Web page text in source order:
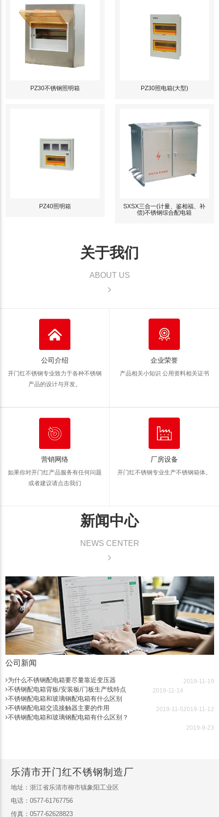
PZ30不锈钢照明箱 PZ30照电箱(大型)
PZ40照明箱
SXSX三合一(计量、鉴相福、补
偿)不锈钢综合配电箱
关于我们
ABOUT US
公司介绍
开门红不锈钢专业致力于各种不锈钢
产品的设计与开发。
企业荣誉
产品相关小知识 公用资料相关证书
营销网络
如果你对开门红产品服务有任何问题
或者建议请点击我们
厂房设备
开门红不锈钢专业生产不锈钢箱体。
新闻中心
NEWS CENTER
公司新闻
为什么不锈钢配电箱要尽量靠近变压器 2019-11-19
不锈钢配电箱背板/安装板/门板生产线特点 2019-11-14
不锈钢配电箱和玻璃钢配电箱有什么区别
2019-11-12
不锈钢配电箱交流接触器主要的作用 2019-11-5
不锈钢配电箱和玻璃钢配电箱有什么区别？
2019-9-23
乐清市开门红不锈钢制造厂
地址：浙江省乐清市柳市镇象阳工业区
电话：0577-61767756
传真：0577-62628823